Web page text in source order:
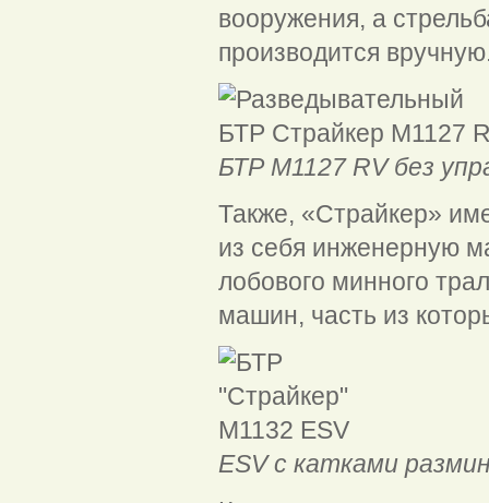
вооружения, а
производится
БТР M1127 RV без
Также, «Страйкер»
из себя инженерную
лобового минного
машин, часть из
ESV с катками